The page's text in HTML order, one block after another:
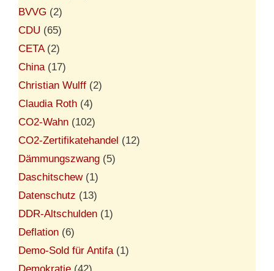
BVVG (2)
CDU (65)
CETA(2)
China(17)
Christian Wulff (2)
Claudia Roth (4)
CO2-Wahn (102)
CO2-Zertifikatehandel (12)
Dämmungszwang (5)
Daschitschew(1)
Datenschutz (13)
DDR-Altschulden (1)
Deflation (6)
Demo-Sold für Antifa(1)